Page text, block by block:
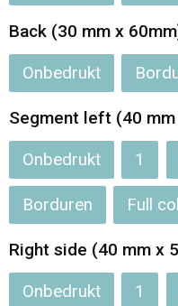
Strandtassen
Katoenen
Rugzakken
Back (30 mm x
Onbedrukt
Segment left (40
Onbedrukt 1
Borduren Full
Right side (40 mm x
Onbedrukt 1